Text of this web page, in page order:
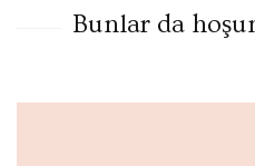
Bunlar da